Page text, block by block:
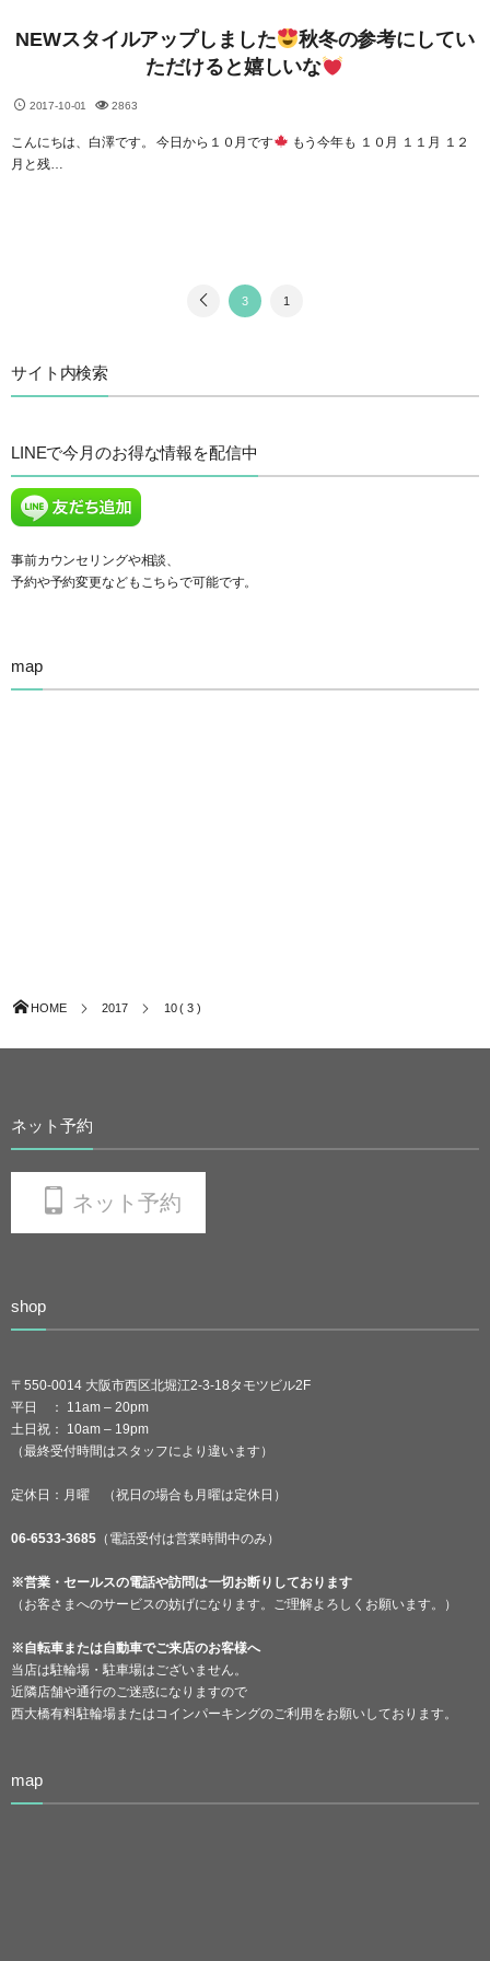
NEWスタイルアップしました
秋冬の参考にしてい
ただけると嬉しいな
2017-10-01 2863
こんにちは、白澤です。 今日から１０月です
もう今年も １０月 １１月 １２
月と残…
3 1
サイト内検索
LINEで今月のお得な情報を配信中
事前カウンセリングや相談、
予約や予約変更などもこちらで可能です。
map
HOME 2017 10 ( 3 )
ネット予約
ネット予約
shop
〒550-0014 大阪市西区北堀江2-3-18タモツビル2F
平日 ： 11am – 20pm
土日祝： 10am – 19pm
（最終受付時間はスタッフにより違います）
定休日：月曜 （祝日の場合も月曜は定休日）
06-6533-3685 （電話受付は営業時間中のみ）
※営業・セールスの電話や訪問は一切お断りしております
（お客さまへのサービスの妨げになります。ご理解よろしくお願います。）
※自転車または自動車でご来店のお客様へ
当店は駐輪場・駐車場はございません。
近隣店舗や通行のご迷惑になりますので
西大橋有料駐輪場またはコインパーキングのご利用をお願いしております。
map